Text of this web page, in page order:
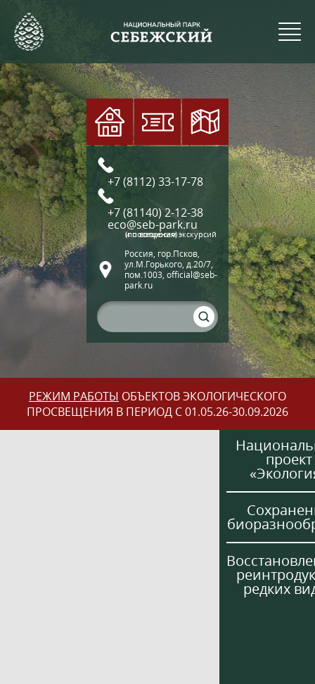
+7 (8112) 33-17-78
+7 (81140) 2-12-38
eco@seb-park.ru
(по вопросам экскурсий и посещения)
Россия, гор.Псков,
ул.М.Горького, д.20/7,
пом.1003, official@seb-
park.ru
РЕЖИМ РАБОТЫ ОБЪЕКТОВ ЭКОЛОГИЧЕСКОГО
ПРОСВЕЩЕНИЯ В ПЕРИОД С 01.05.26-30.09.2026
проект
редких